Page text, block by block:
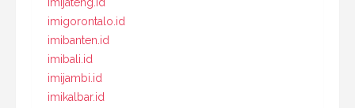
imigorontalo.id
imibanten.id
imibali.id
imijambi.id
imikalbar.id